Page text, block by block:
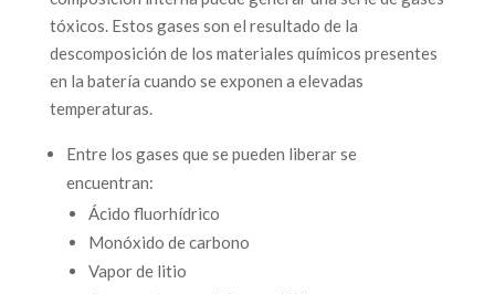
tóxicos. Estos gases son el resultado de la
descomposición de los materiales químicos presentes
en la batería cuando se exponen a elevadas
temperaturas.
Entre los gases que se pueden liberar se
encuentran:
Ácido fluorhídrico
Monóxido de carbono
Vapor de litio